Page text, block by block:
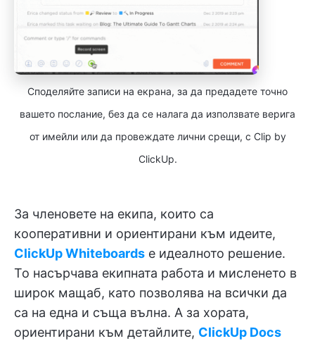
Споделяйте записи на екрана, за да предадете точно
вашето послание, без да се налага да използвате верига
от имейли или да провеждате лични срещи, с Clip by
ClickUp.
За членовете на екипа, които са
кооперативни и ориентирани към идеите,
ClickUp Whiteboards е идеалното решение.
То насърчава екипната работа и мисленето в
широк мащаб, като позволява на всички да
са на една и съща вълна. А за хората,
ориентирани към детайлите, ClickUp Docs